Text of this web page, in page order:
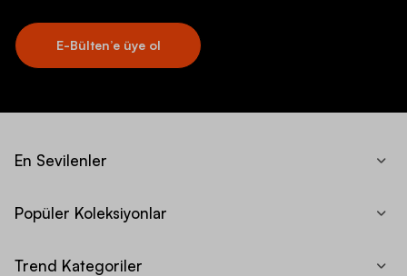
E-Bülten’e üye ol
En Sevilenler
Popüler Koleksiyonlar
Trend Kategoriler